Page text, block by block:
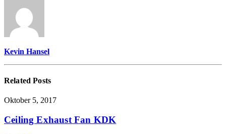
Kevin Hansel
RelatedPosts
Oktober 5, 2017
Ceiling Exhaust Fan KDK